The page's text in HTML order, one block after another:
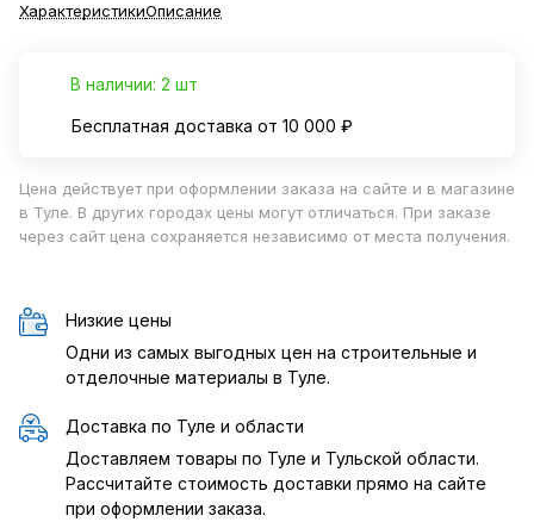
ХарактеристикиОписание
В наличии: 2 шт
Бесплатная доставка от 10 000 ₽
Цена действует при оформлении заказа на сайте и в магазине
в Туле. В других городах цены могут отличаться. При заказе
через сайт цена сохраняется независимо от места получения.
Низкие цены
Одни из самых выгодных цен на строительные и
отделочные материалы в Туле.
Доставка по Туле и области
Доставляем товары по Туле и Тульской области.
Рассчитайте стоимость доставки прямо на сайте
при оформлении заказа.